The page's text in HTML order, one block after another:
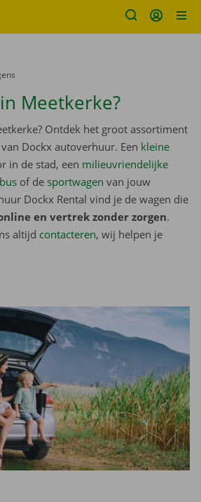
Meetkerke?
Ontdek het groot assortiment
Dockx autoverhuur. Een kleine
in de stad, een milieuvriendelijke
of de sportwagen van jouw
Dockx Rental vind je de wagen die
en vertrek zonder zorgen.
altijd contacteren, wij helpen je